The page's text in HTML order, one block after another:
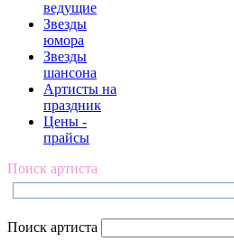
ведущие
Звезды
юмора
Звезды
шансона
Артисты на
праздник
Цены -
прайсы
Поиск артиста
Поиск артиста